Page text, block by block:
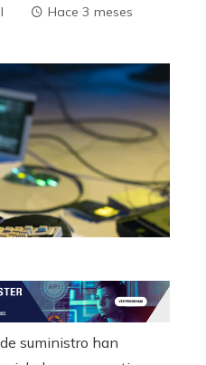
Hace 3 meses
suministro han